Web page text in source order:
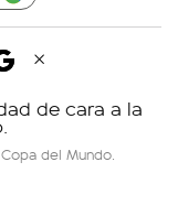
del Mundo.